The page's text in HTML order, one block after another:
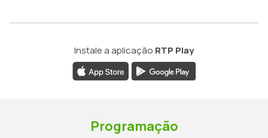
Instale a aplicação RTP Play
Programação